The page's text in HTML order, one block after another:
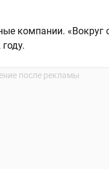
компании. «Вокруг